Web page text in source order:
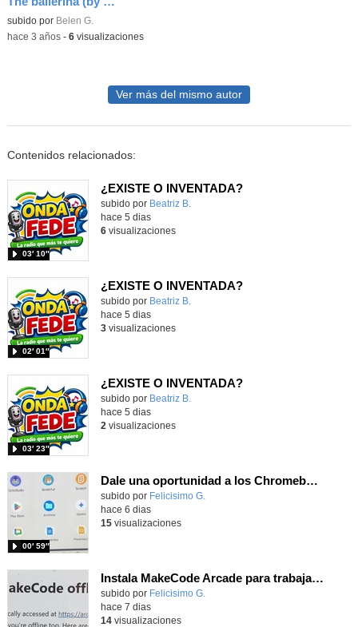
Contenido educativo.
subido por Belen G.
-hace 3 años- 6visualizaciones
Ver más del mismo autor
Contenidos relacionados:
¿EXISTE O INVENTADA?
Contenido educativo.
subido por Beatriz B.
03′ 10″
hace 5 dias
6visualizaciones
¿EXISTE O INVENTADA?
Contenido educativo.
subido por Beatriz B.
02′ 01″
hace 5 dias
3visualizaciones
¿EXISTE O INVENTADA?
Contenido educativo.
subido por Beatriz B.
03′ 23″
hace 5 dias
2 visualizaciones
Dale una oportunidad a los Chromebooks y utiliza un proyector para realizar talleres si no tienes pantallas táctiles
Contenido educativo.
subido por Felicisimo G.
00′ 59″
hace 6 dias
15visualizaciones
Instala MakeCode Arcade para trabajar offline en tu tablet, ordenador, Chromebook
Contenido educativo.
subido por Felicisimo G.
hace 7 dias
14visualizaciones